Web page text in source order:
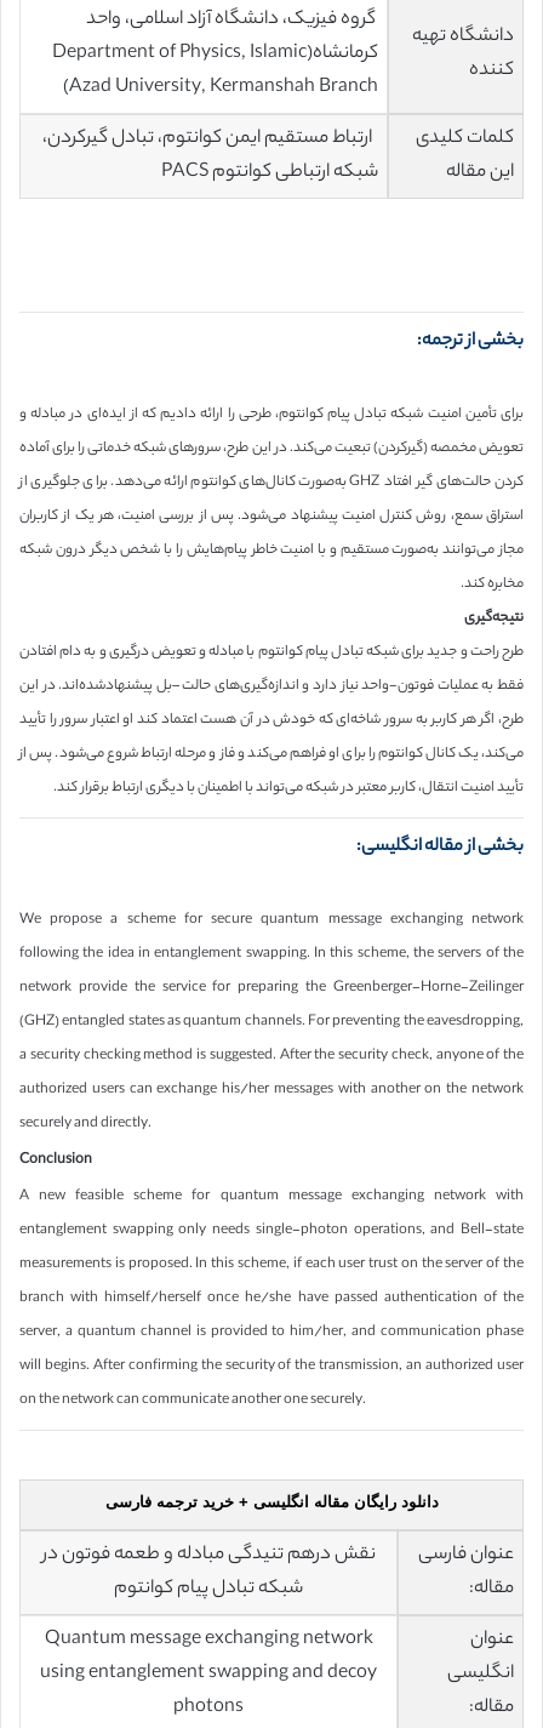
دانشگاه تهیه
کننده
گروه فیزیک، دانشگاه آزاد اسلامی، واحد
کرمانشاه(Department of Physics, Islamic
Azad University, Kermanshah Branch)
کلمات کلیدی
این مقاله
ارتباط مستقیم ایمن کوانتوم، تبادل گیرکردن،
شبکه ارتباطی کوانتوم PACS
بخشی از ترجمه:
برای تأمین امنیت شبکه تبادل پیام کوانتوم، طرحی را ارائه دادیم که از ایده‌ای در مبادله و
تعویض مخمصه (گیرکردن) تبعیت می‌کند. در این طرح، سرورهای شبکه خدماتی را برای آماده
کردن حالت‌های گیر افتاد GHZ به‌صورت کانال‌های کوانتوم ارائه می‌دهد. برای جلوگیری از
استراق سمع، روش کنترل امنیت پیشنهاد می‌شود. پس از بررسی امنیت، هر یک از کاربران
مجاز می‌توانند به‌صورت مستقیم و با امنیت خاطر پیام‌هایش را با شخص دیگر درون شبکه
مخابره کند.
نتیجه‌گیری
طرح راحت و جدید برای شبکه تبادل پیام کوانتوم با مبادله و تعویض درگیری و به دام افتادن
فقط به عملیات فوتون-واحد نیاز دارد و اندازه‌گیری‌های حالت –بل پیشنهادشده‌اند. در این
طرح، اگر هر کاربر به سرور شاخه‌ای که خودش در آن هست اعتماد کند او اعتبار سرور را تأیید
می‌کند، یک کانال کوانتوم را برای او فراهم می‌کند و فاز و مرحله ارتباط شروع می‌شود. پس از
تأیید امنیت انتقال، کاربر معتبر در شبکه می‌تواند با اطمینان با دیگری ارتباط برقرار کند.
بخشی از مقاله انگلیسی:
We propose a scheme for secure quantum message exchanging network
following the idea in entanglement swapping. In this scheme, the servers of the
network provide the service for preparing the Greenberger-Horne-Zeilinger
(GHZ) entangled states as quantum channels. For preventing the eavesdropping,
a security checking method is suggested. After the security check, anyone of the
authorized users can exchange his/her messages with another on the network
securely and directly.
Conclusion
A new feasible scheme for quantum message exchanging network with
entanglement swapping only needs single-photon operations, and Bell-state
measurements is proposed. In this scheme, if each user trust on the server of the
branch with himself/herself once he/she have passed authentication of the
server, a quantum channel is provided to him/her, and communication phase
will begins. After confirming the security of the transmission, an authorized user
on the network can communicate another one securely.
دانلود رایگان مقاله انگلیسی + خرید ترجمه فارسی
عنوان فارسی
مقاله:
نقش درهم تنیدگی مبادله و طعمه فوتون در
شبکه تبادل پیام کوانتوم
عنوان
انگلیسی
مقاله:
Quantum message exchanging network
using entanglement swapping and decoy
photons